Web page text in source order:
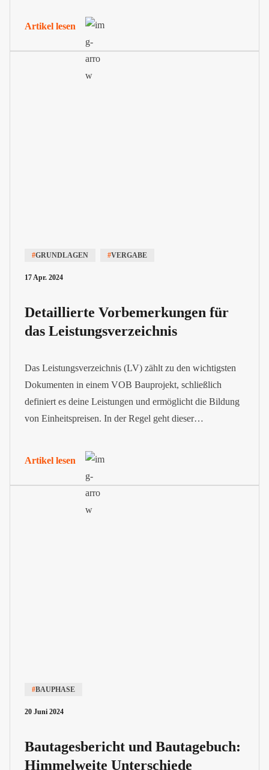
Artikel lesen
#GRUNDLAGEN #VERGABE
17 Apr. 2024
Detaillierte Vorbemerkungen für
das Leistungsverzeichnis
Das Leistungsverzeichnis (LV) zählt zu den wichtigsten
Dokumenten in einem VOB Bauprojekt, schließlich
definiert es deine Leistungen und ermöglicht die Bildung
von Einheitspreisen. In der Regel geht dieser
Artikel lesen
#BAUPHASE
20 Juni 2024
Bautagesbericht und Bautagebuch:
Himmelweite Unterschiede